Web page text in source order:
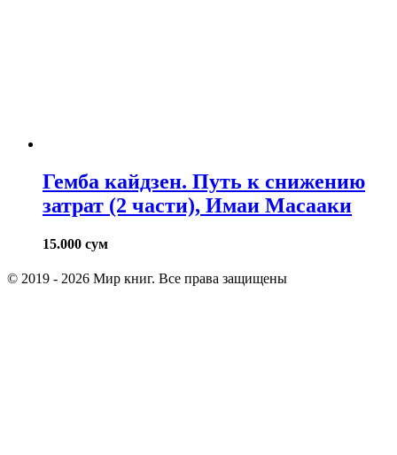
Гемба кайдзен. Путь к снижению
затрат (2 части), Имаи Масааки
15.000 сум
© 2019 - 2026 Мир книг. Все права защищены